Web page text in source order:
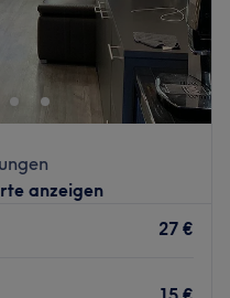
anzeigen
27 €